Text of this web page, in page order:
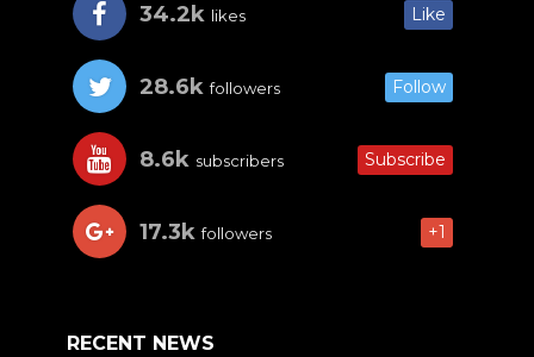
34.2k likes Like
28.6k followers Follow
8.6k subscribers Subscribe
17.3k followers +1
RECENT NEWS